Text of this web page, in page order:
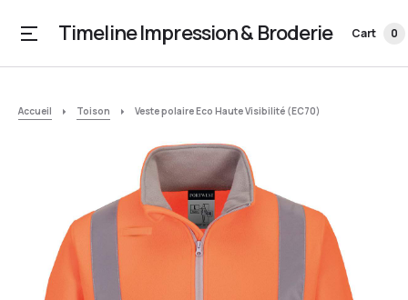
Timeline Impression & Broderie Cart 0
Accueil Toison Veste polaire Eco Haute Visibilité (EC70)